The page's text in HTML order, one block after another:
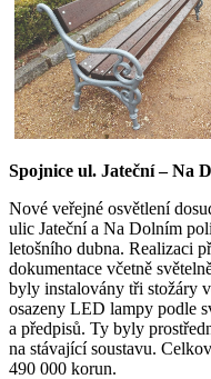
Spojnice ul. Jateční – Na
Nové veřejné osvětlení
ulic Jateční a Na Dolním
letošního dubna. Realizaci
dokumentace včetně
byly instalovány tři stožáry
osazeny LED lampy podle
a předpisů. Ty byly
na stávající soustavu.
490 000 korun.